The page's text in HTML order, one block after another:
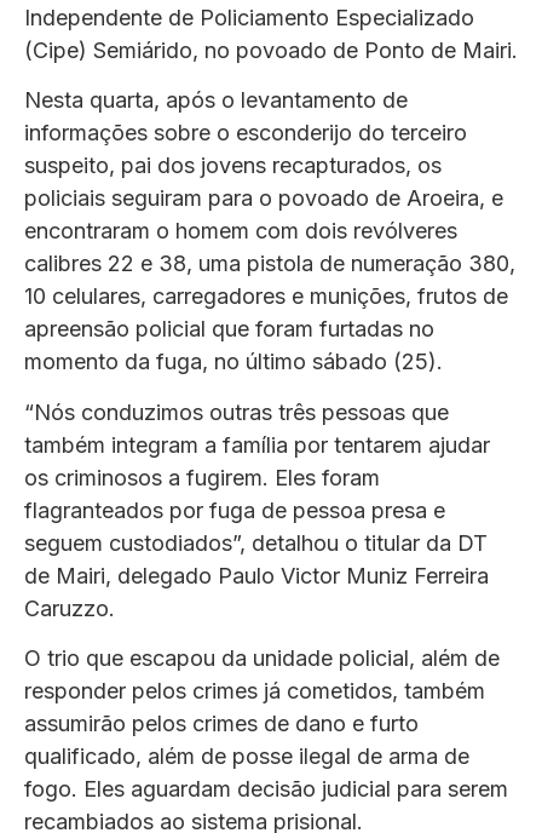
Independente de Policiamento Especializado
(Cipe) Semiárido, no povoado de Ponto de Mairi.
Nesta quarta, após o levantamento de
informações sobre o esconderijo do terceiro
suspeito, pai dos jovens recapturados, os
policiais seguiram para o povoado de Aroeira, e
encontraram o homem com dois revólveres
calibres 22 e 38, uma pistola de numeração 380,
10 celulares, carregadores e munições, frutos de
apreensão policial que foram furtadas no
momento da fuga, no último sábado (25).
“Nós conduzimos outras três pessoas que
também integram a família por tentarem ajudar
os criminosos a fugirem. Eles foram
flagranteados por fuga de pessoa presa e
seguem custodiados”, detalhou o titular da DT
de Mairi, delegado Paulo Victor Muniz Ferreira
Caruzzo.
O trio que escapou da unidade policial, além de
responder pelos crimes já cometidos, também
assumirão pelos crimes de dano e furto
qualificado, além de posse ilegal de arma de
fogo. Eles aguardam decisão judicial para serem
recambiados ao sistema prisional.